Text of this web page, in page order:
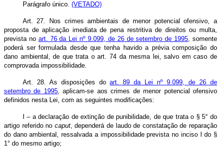
Parágrafo único. (VETADO)
Art. 27. Nos crimes ambientais de menor potencial ofensivo, a
proposta de aplicação imediata de pena restritiva de direitos ou multa,
prevista no art. 76 da Lei nº 9.099, de 26 de setembro de 1995, somente
poderá ser formulada desde que tenha havido a prévia composição do
dano ambiental, de que trata o art. 74 da mesma lei, salvo em caso de
comprovada impossibilidade.
Art. 28. As disposições doart. 89 da Lei nº 9.099, de 26 de
setembro de 1995, aplicam-se aos crimes de menor potencial ofensivo
definidos nesta Lei, com as seguintes modificações:
I – a declaração de extinção de punibilidade, de que trata o § 5° do
artigo referido no caput, dependerá de laudo de constatação de reparação
do dano ambiental, ressalvada a impossibilidade prevista no inciso I do §
1° do mesmo artigo;